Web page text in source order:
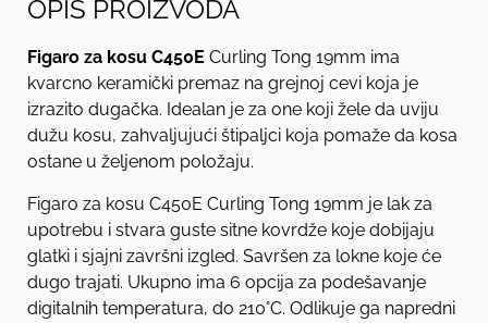
OPIS PROIZVODA
Figaro za kosu C450E Curling Tong 19mm ima
kvarcno keramički premaz na grejnoj cevi koja je
izrazito dugačka. Idealan je za one koji žele da uviju
dužu kosu, zahvaljujući štipaljci koja pomaže da kosa
ostane u željenom položaju.
Figaro za kosu C450E Curling Tong 19mm je lak za
upotrebu i stvara guste sitne kovrdže koje dobijaju
glatki i sjajni završni izgled. Savršen za lokne koje će
dugo trajati. Ukupno ima 6 opcija za podešavanje
digitalnih temperatura, do 210°C. Odlikuje ga napredni